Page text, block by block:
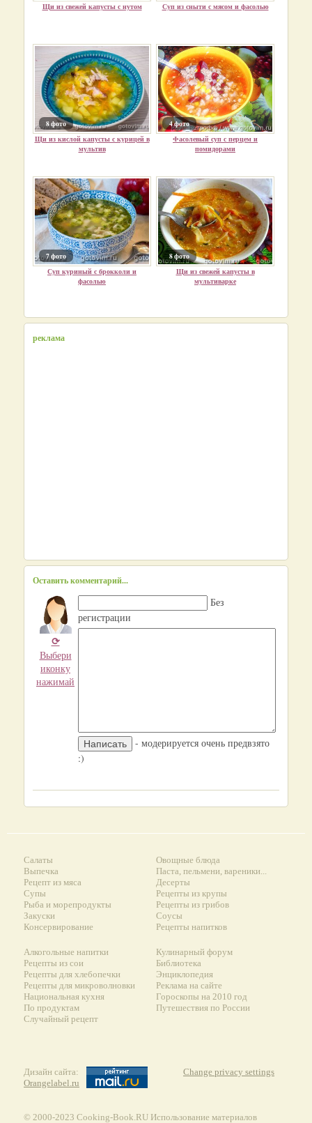
Щи из свежей капусты с нутом
Суп из сныти с мясом и фасолью
8 фото
Щи из кислой капусты с курицей в
мультив
4 фото
Фасолевый суп с перцем и
помидорами
7 фото
Суп куриный с брокколи и
фасолью
8 фото
Щи из свежей капусты в
мультиварке
реклама
Оставить комментарий...
⟳
Выбери
иконку
нажимай
Без
регистрации
- модерируется очень предвзято
:)
Салаты
Выпечка
Рецепт из мяса
Супы
Рыба и морепродукты
Закуски
Консервирование
Овощные блюда
Паста, пельмени, вареники...
Десерты
Рецепты из крупы
Рецепты из грибов
Соусы
Рецепты напитков
Алкогольные напитки
Рецепты из сои
Рецепты для хлебопечки
Рецепты для микроволновки
Национальная кухня
По продуктам
Случайный рецепт
Кулинарный форум
Библиотека
Энциклопедия
Реклама на сайте
Гороскопы на 2010 год
Путешествия по России
Дизайн сайта:
Orangelabel.ru
Change privacy settings
© 2000-2023 Сooking-Book.RU Использование материалов